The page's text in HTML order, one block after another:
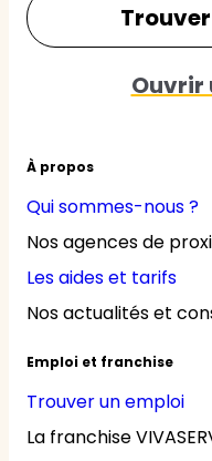
À propos
Qui sommes-nous ?
Nos agences de
Les aides et tarifs
Nos actualités et
Emploi et franchise
Trouver un emploi
La franchise
Ouvrir